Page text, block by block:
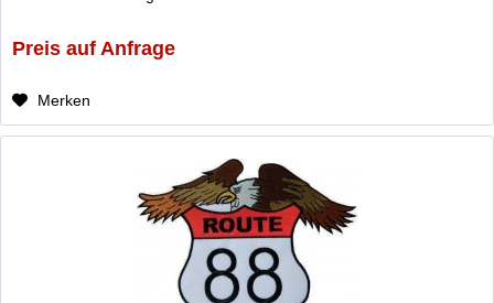
Preis auf Anfrage
Merken